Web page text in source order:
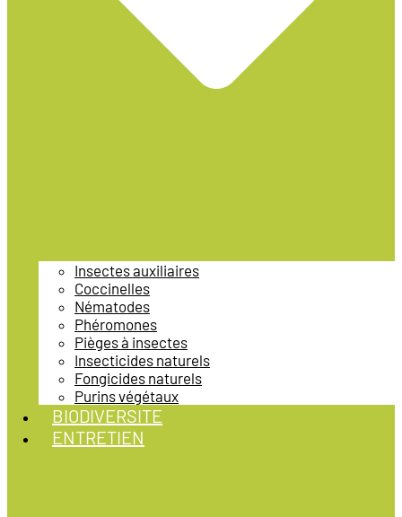
Insectes auxiliaires
Coccinelles
Nématodes
Phéromones
Pièges à insectes
Insecticides naturels
Fongicides naturels
Purins végétaux
BIODIVERSITE
ENTRETIEN